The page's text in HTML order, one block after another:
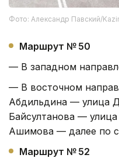
Фото: Александр Павский/
Маршрут № 50
— В западном
— В восточном
Абдильдина — улица
Байсултанова —
Ашимова — далее по
Маршрут № 52